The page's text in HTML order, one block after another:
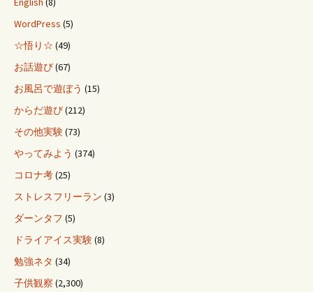
WordPress (5)
☆悟り☆ (49)
お話遊び(67)
お風呂で遊ぼう (15)
からだ遊び(212)
その他実験(73)
やってみよう (374)
コロナ考(25)
ストレスフリーラン (3)
ダーンタフ (5)
ドライアイス実験(8)
勉強ネタ (34)
子供観察 (2,300)